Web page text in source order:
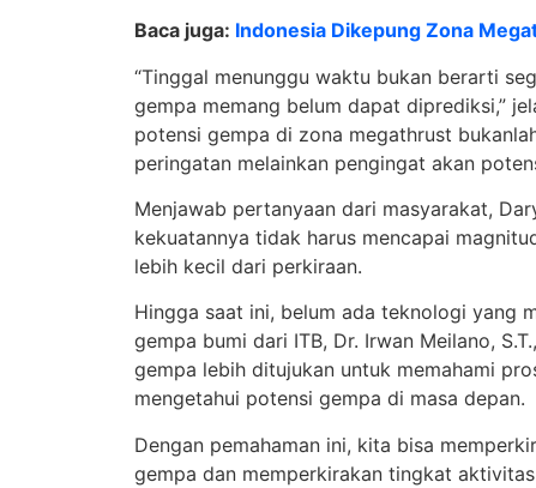
Baca juga: Indonesia Dikepung Zona
“Tinggal menunggu waktu bukan berarti
gempa memang belum dapat diprediksi,”
potensi gempa di zona megathrust
peringatan melainkan pengingat akan
Menjawab pertanyaan dari masyarakat,
kekuatannya tidak harus mencapai
lebih kecil dari perkiraan.
Hingga saat ini, belum ada teknologi yang
gempa bumi dari ITB, Dr. Irwan Meilano,
gempa lebih ditujukan untuk memahami
mengetahui potensi gempa di masa depan.
Dengan pemahaman ini, kita bisa
gempa dan memperkirakan tingkat